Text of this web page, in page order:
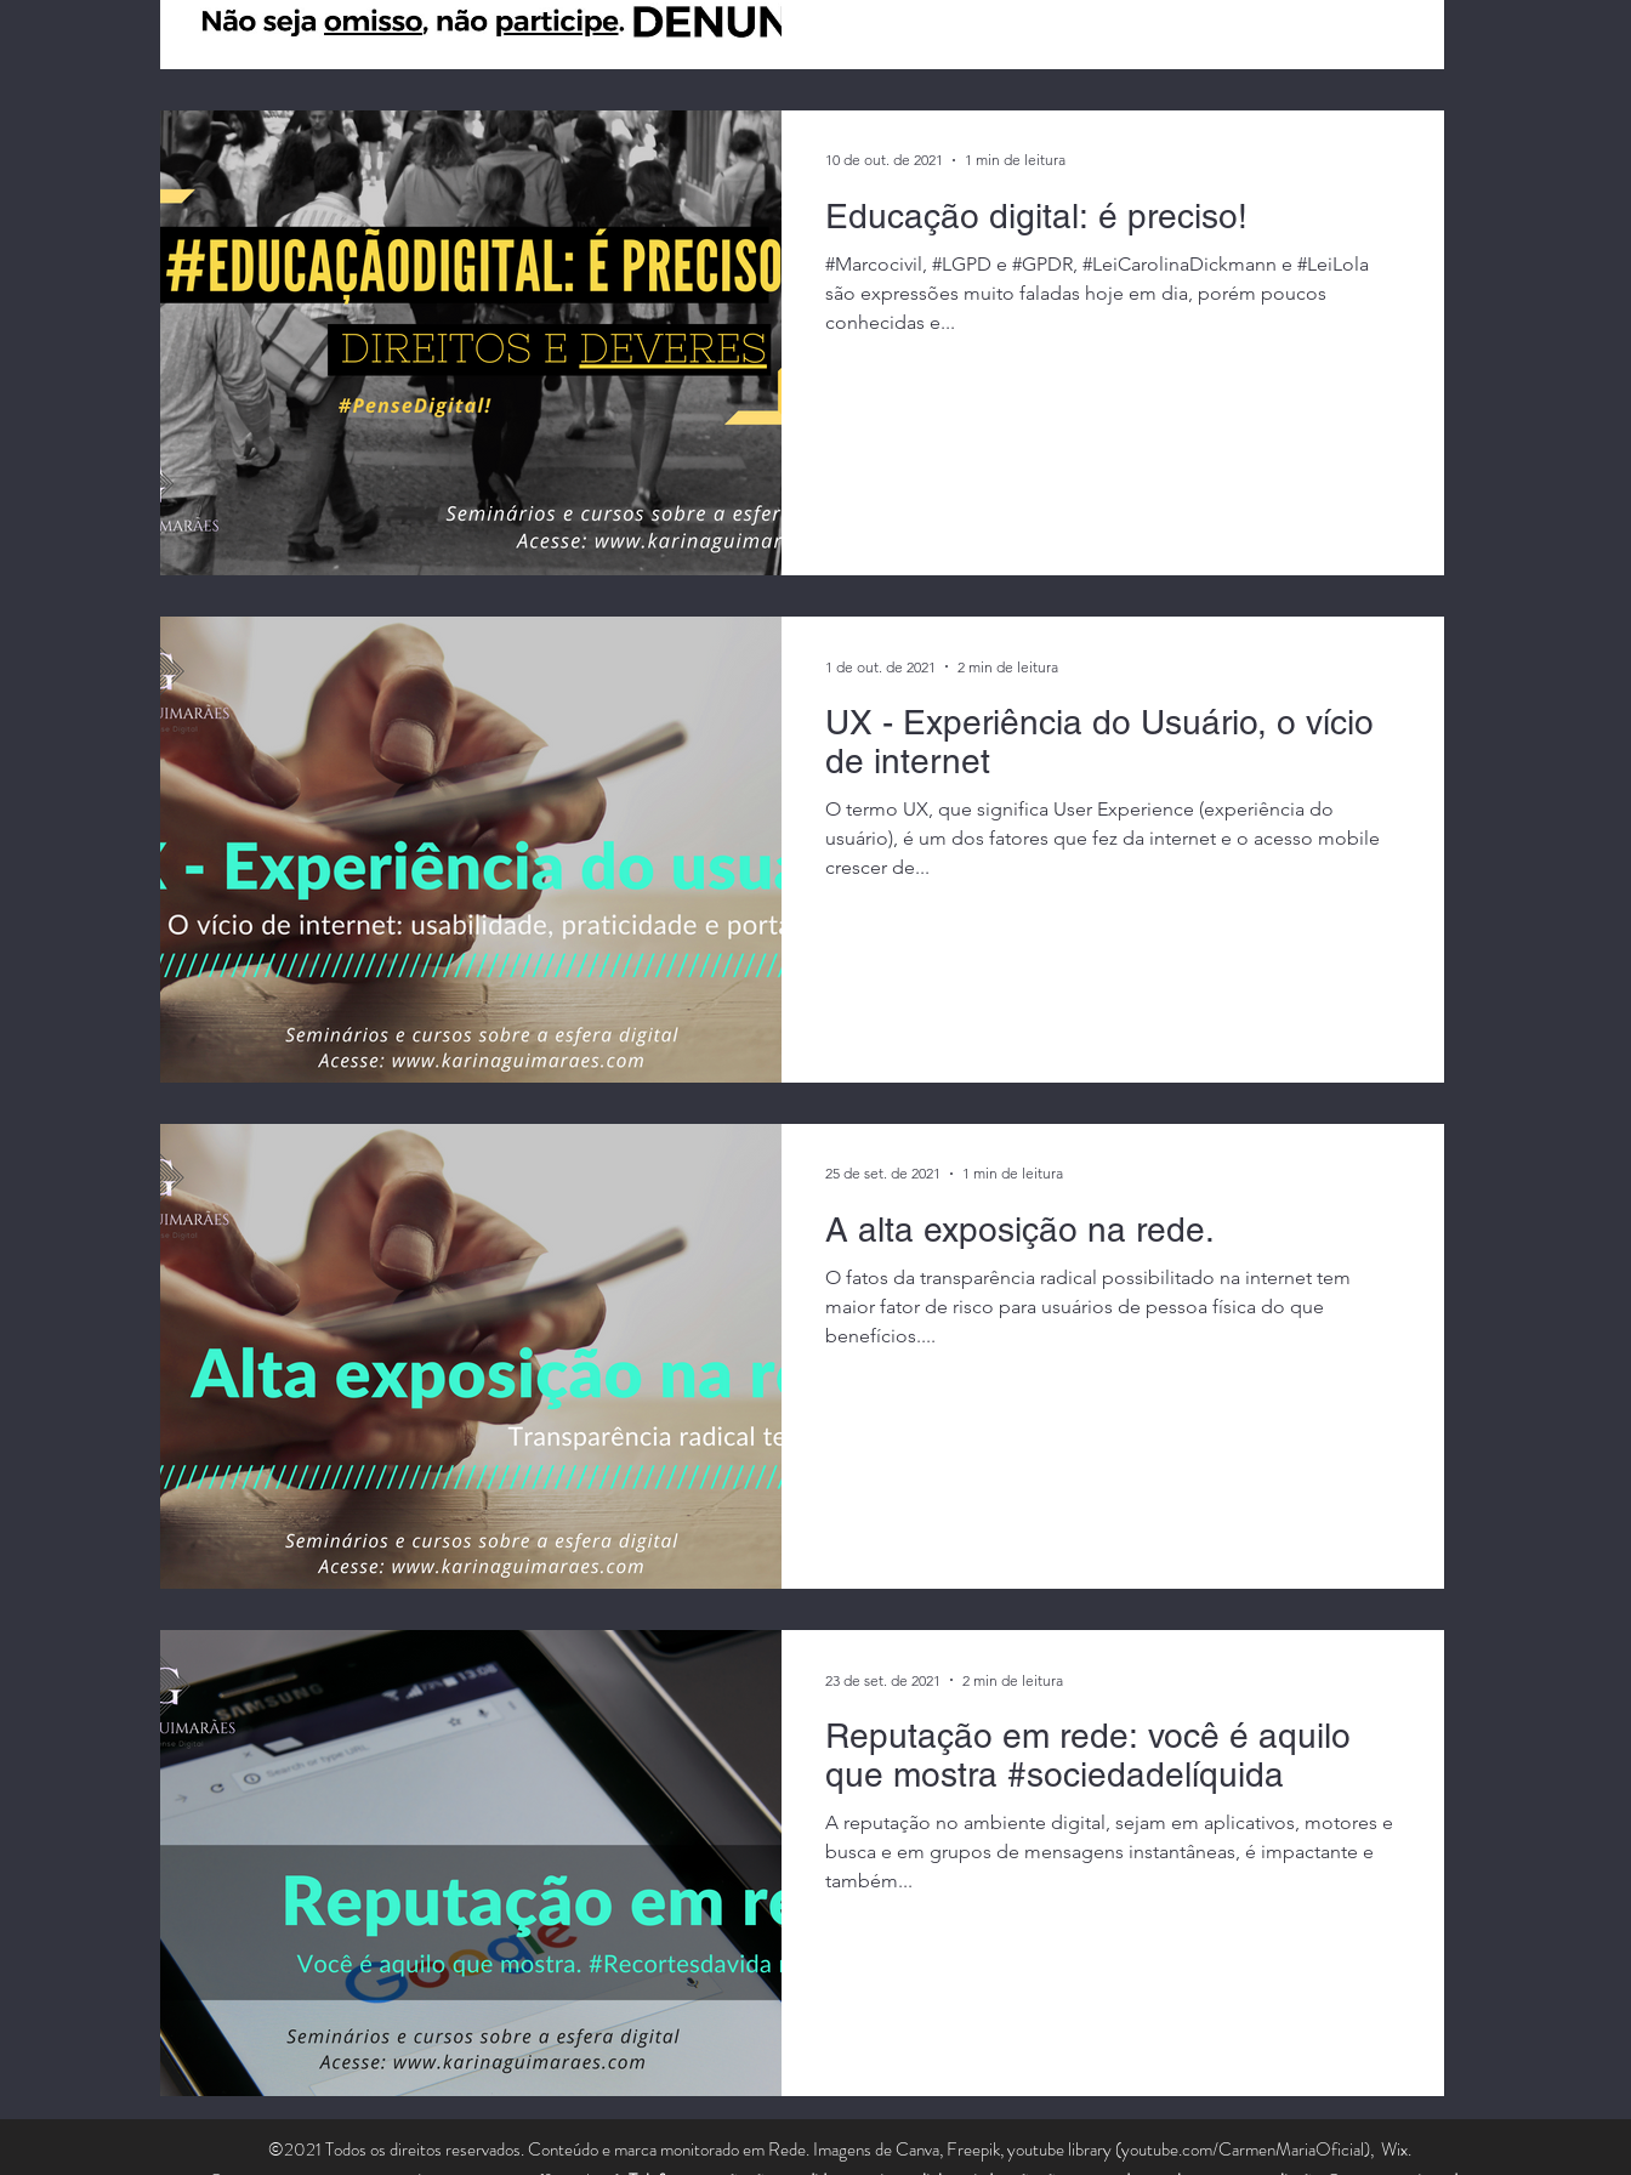
assassinato em massa as escolas terrorismo nas escolas
Educação digital: é preciso!
#Marcocivil, #LGPD e #GPDR, #LeiCarolinaDickmann e #LeiLola
são expressões muito faladas hoje em dia, porém poucos
conhecidas e...
10 de out. de 2021 1 min de leitura
UX - Experiência do Usuário, o vício
de internet
O termo UX, que significa User Experience (experiência do
usuário), é um dos fatores que fez da internet e o acesso mobile
crescer de...
1 de out. de 2021 2 min de leitura
A alta exposição na rede.
O fatos da transparência radical possibilitado na internet tem
maior fator de risco para usuários de pessoa física do que
benefícios....
25 de set. de 2021 1 min de leitura
Reputação em rede: você é aquilo
que mostra #sociedadelíquida
A reputação no ambiente digital, sejam em aplicativos, motores e
busca e em grupos de mensagens instantâneas, é impactante e
também...
23 de set. de 2021 2 min de leitura
©2021 Todos os direitos reservados. Conteúdo e marca monitorado em Rede. Imagens de Canva, Freepik, youtube library (youtube.com/CarmenMariaOficial), Wix.